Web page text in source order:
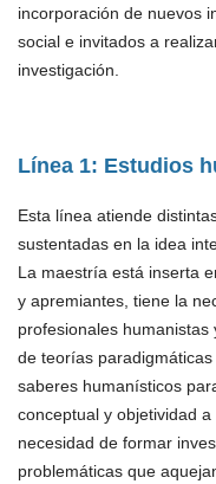
incorporación de nuevos
social e invitados a
investigación.
Línea 1: Estudios
Esta línea atiende
sustentadas en la idea
La maestría está inserta
y apremiantes, tiene la
profesionales
de teorías
saberes humanísticos
conceptual y objetividad
necesidad de formar
problemáticas que